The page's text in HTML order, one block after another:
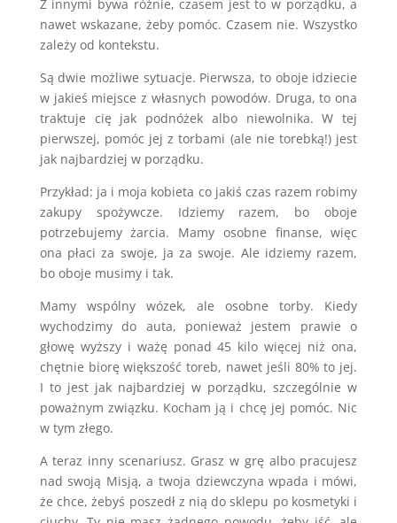
Z innymi bywa różnie, czasem jest to w porządku, a
nawet wskazane, żeby pomóc. Czasem nie. Wszystko
zależy od kontekstu.
Są dwie możliwe sytuacje. Pierwsza, to oboje idziecie
w jakieś miejsce z własnych powodów. Druga, to ona
traktuje cię jak podnóżek albo niewolnika. W tej
pierwszej, pomóc jej z torbami (ale nie torebką!) jest
jak najbardziej w porządku.
Przykład: ja i moja kobieta co jakiś czas razem robimy
zakupy spożywcze. Idziemy razem, bo oboje
potrzebujemy żarcia. Mamy osobne finanse, więc
ona płaci za swoje, ja za swoje. Ale idziemy razem,
bo oboje musimy i tak.
Mamy wspólny wózek, ale osobne torby. Kiedy
wychodzimy do auta, ponieważ jestem prawie o
głowę wyższy i ważę ponad 45 kilo więcej niż ona,
chętnie biorę większość toreb, nawet jeśli 80% to jej.
I to jest jak najbardziej w porządku, szczególnie w
poważnym związku. Kocham ją i chcę jej pomóc. Nic
w tym złego.
A teraz inny scenariusz. Grasz w grę albo pracujesz
nad swoją Misją, a twoja dziewczyna wpada i mówi,
że chce, żebyś poszedł z nią do sklepu po kosmetyki i